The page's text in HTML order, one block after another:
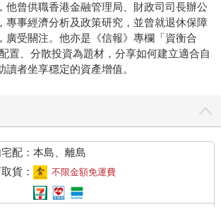
他曾供職香港金融管理局、財政司司長辦公
專事經濟分析及政策研究，並曾就退休保障
廣受關注。他亦是《信報》專欄「資衡合
置、分散投資為題材，分享如何建立適合自
者坐享穩定的資產增值。
配：本島、離島
貨：
不限金額免運費